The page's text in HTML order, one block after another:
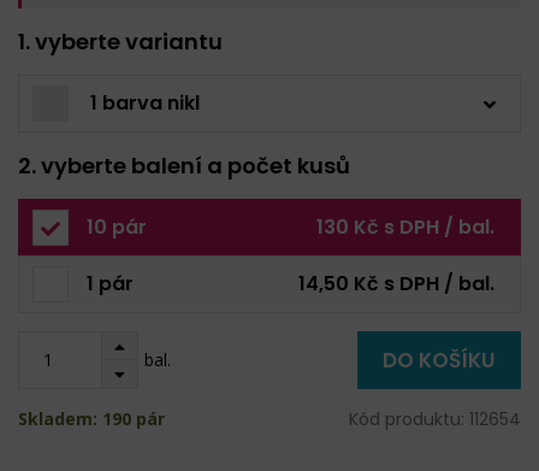
1. vyberte variantu
1 barva nikl
2. vyberte balení a počet kusů
10 pár 130 Kč s DPH / bal.
1 pár 14,50 Kč s DPH / bal.
bal. DO KOŠÍKU
Skladem: 190 pár Kód produktu: 112654